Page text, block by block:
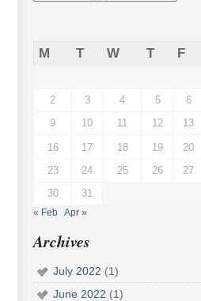
M T W T F
2
3 4 5 6
9
10 11 12 13
16 17 18 19 20
23
24 25 26 27
30
31
« Feb Apr »
Archives
July 2022 (1)
June 2022 (1)